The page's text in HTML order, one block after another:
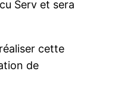
Serv et sera
cette
de